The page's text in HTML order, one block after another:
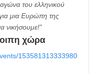
του ελληνικού
μια Ευρώπη της
νικήσουμε!”
χώρα
153581313333980